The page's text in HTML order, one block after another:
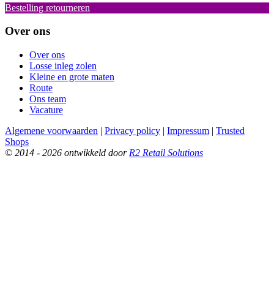
Bestelling retourneren
Over ons
Over ons
Losse inleg zolen
Kleine en grote maten
Route
Ons team
Vacature
Algemene voorwaarden | Privacy policy | Impressum | Trusted
Shops
© 2014 - 2026 ontwikkeld door R2 Retail Solutions